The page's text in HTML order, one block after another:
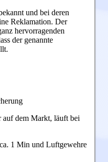
und bei deren
Reklamation. Der
hervorragenden
der genannte
auf dem Markt, läuft bei
1 Min und Luftgewehre